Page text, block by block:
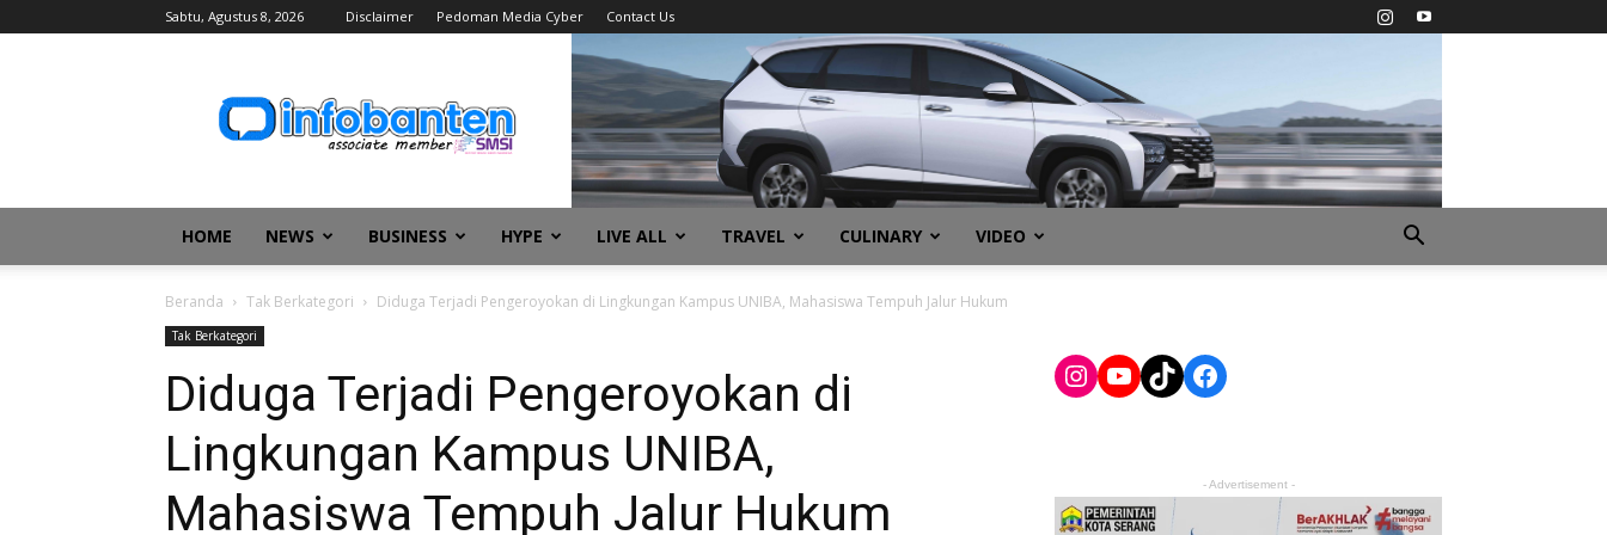
Sabtu, Agustus 8, 2026 Disclaimer Pedoman Media Cyber Contact Us
HOME NEWS BUSINESS HYPE LIVE ALL TRAVEL CULINARY VIDEO
Beranda Tak Berkategori Diduga Terjadi Pengeroyokan di Lingkungan Kampus UNIBA, Mahasiswa Tempuh Jalur Hukum
Tak Berkategori
Diduga Terjadi Pengeroyokan di
Lingkungan Kampus UNIBA,
Mahasiswa Tempuh Jalur Hukum
Instagram
YouTube
TikTokFacebook
- Advertisement -